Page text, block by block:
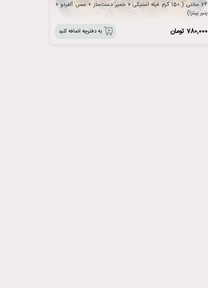
24 سانتی ( 150 گرم فیله استیکی + خمیر دست‌ساز + سس آلفردو +
پنیر پیتزا)
780,000 تومان به دفترچه اضافه کنید